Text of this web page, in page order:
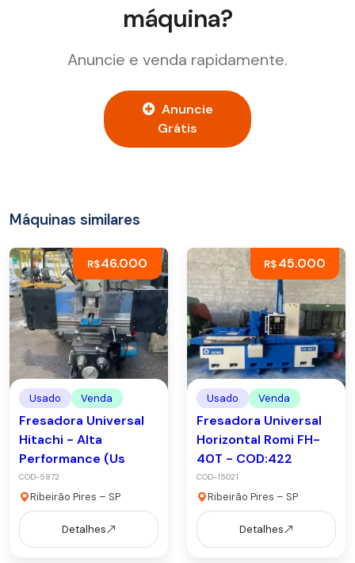
máquina?
Anuncie e venda rapidamente.
Anuncie
Grátis
Máquinas similares
R$46.000
Usado Venda
Fresadora Universal
Hitachi - Alta
Performance (Us
COD-5872
Ribeirão Pires – SP
Detalhes
R$45.000
Usado Venda
Fresadora Universal
Horizontal Romi FH-
40T - COD:422
COD-15021
Ribeirão Pires – SP
Detalhes